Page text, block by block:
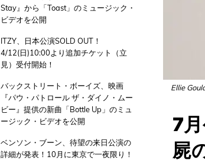
Ellie
7
屍
Stay』から「Toast」のミュージック・
ビデオを公開
ITZY、日本公演SOLD OUT！
4/12(日)10:00より追加チケット（立
見）受付開始！
バックストリート・ボーイズ、映画
『パウ・パトロール ザ・ダイノ・ムー
ビー』提供の新曲「Bottle Up」のミュ
ージック・ビデオを公開
ベンソン・ブーン、待望の来日公演の
詳細が発表！10月に東京で一夜限り！